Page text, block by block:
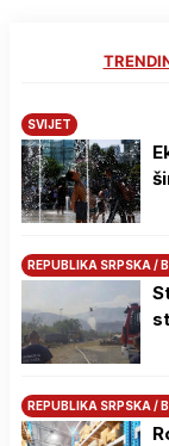
SVIJET
REPUBLIKA SRPSKA /
REPUBLIKA SRPSKA /